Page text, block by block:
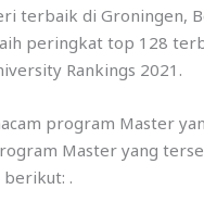
terbaik di Groningen,
peringkat top 128
Rankings 2021.
program Master
Master yang
.